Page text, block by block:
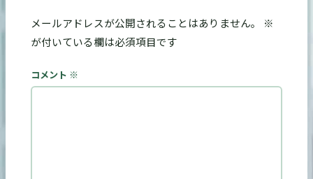
メールアドレスが公開されることはありません。
※
が付いている欄は必須項目です
コメント ※